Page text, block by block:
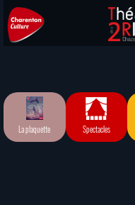
La plaquette Spectacles